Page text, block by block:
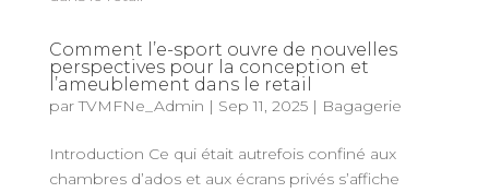
Comment l’e-sport ouvre de nouvelles
perspectives pour la conception et
l’ameublement dans le retail
parTVMFNe_Admin | Sep 11, 2025| Bagagerie
Introduction Ce qui était autrefois confiné aux
chambres d’ados et aux écrans privés s’affiche